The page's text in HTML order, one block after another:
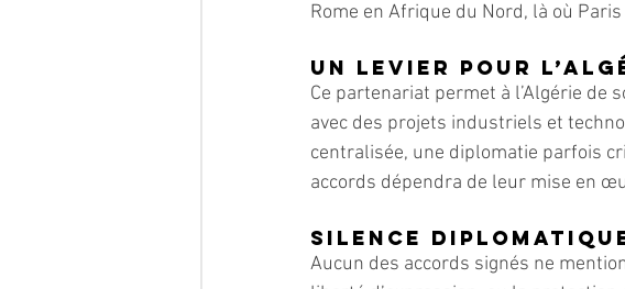
Rome en Afrique du Nord, là où
Un levier pour
Ce partenariat permet à l’Algérie de
avec des projets industriels et
centralisée, une diplomatie parfois
accords dépendra de leur mise en
Silence
Aucun des accords signés ne